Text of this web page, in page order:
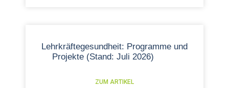
Lehrkräftegesundheit: Programme und
Projekte (Stand: Juli 2026)
ZUM ARTIKEL